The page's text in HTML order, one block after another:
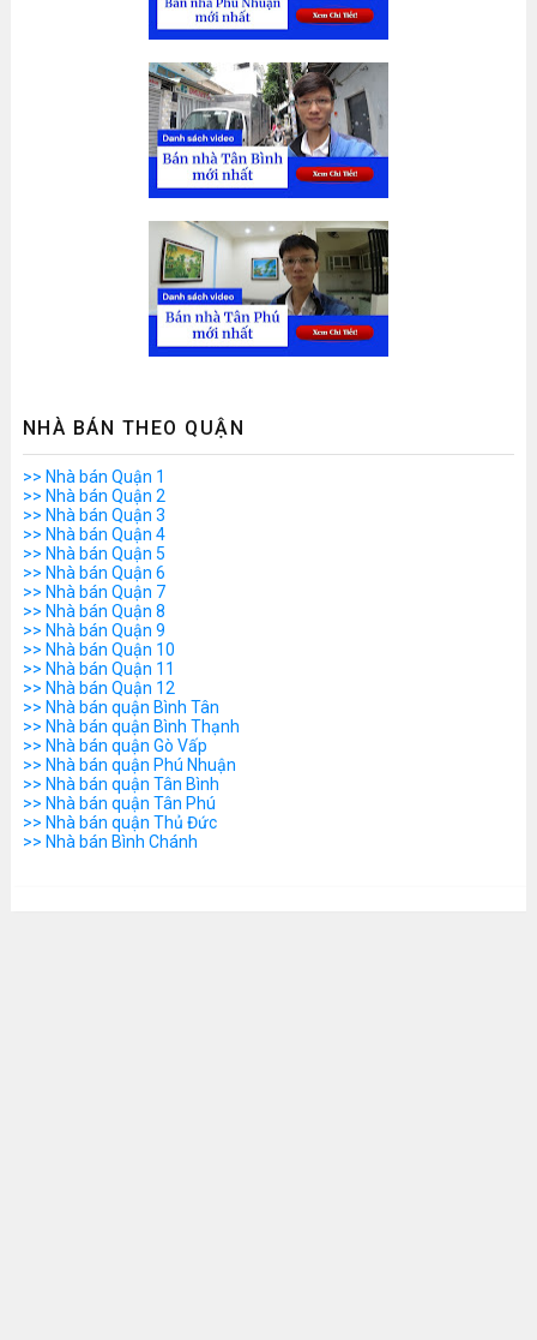
NHÀ BÁN THEO QUẬN
>> Nhà bán Quận 1
>> Nhà bán Quận 2
>> Nhà bán Quận 3
>> Nhà bán Quận 4
>> Nhà bán Quận 5
>> Nhà bán Quận 6
>> Nhà bán Quận 7
>> Nhà bán Quận 8
>> Nhà bán Quận 9
>> Nhà bán Quận 10
>> Nhà bán Quận 11
>> Nhà bán Quận 12
>> Nhà bán quận Bình Tân
>> Nhà bán quận Bình Thạnh
>> Nhà bán quận Gò Vấp
>> Nhà bán quận Phú Nhuận
>> Nhà bán quận Tân Bình
>> Nhà bán quận Tân Phú
>> Nhà bán quận Thủ Đức
>> Nhà bán Bình Chánh